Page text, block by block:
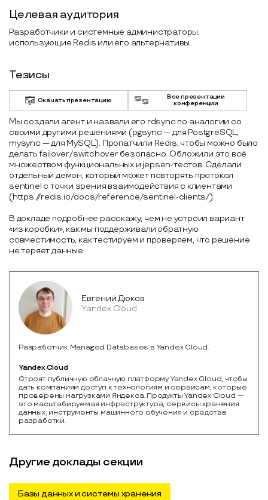
Целевая аудитория
Разработчики и системные администраторы,
использующие Redis или его альтернативы.
Тезисы
Скачать презентацию
Все презентации
конференции
Мы создали агент и назвали его rdsync по аналогии со
своими другими решениями (pgsync — для PostgreSQL,
mysync — для MySQL). Пропатчили Redis, чтобы можно было
делать failover/switchover безопасно. Обложили это всё
множеством функциональных и jepsen-тестов. Сделали
отдельный демон, который может повторять протокол
sentinel с точки зрения взаимодействия с клиентами
(https://redis.io/docs/reference/sentinel-clients/).
В докладе подробнее расскажу, чем не устроил вариант
«из коробки», как мы поддерживали обратную
совместимость, как тестируем и проверяем, что решение
не теряет данные.
Евгений Дюков
Yandex Cloud
Разработчик Managed Databases в Yandex Cloud.
Yandex Cloud
Строят публичную облачную платформу Yandex Cloud, чтобы
дать компаниям доступ к технологиям и сервисам, которые
проверены нагрузками Яндекса. Продукты Yandex Cloud —
это масштабируемая инфраструктура, сервисы хранения
данных, инструменты машинного обучения и средства
разработки.
Другие доклады секции
Базы данных и системы хранения